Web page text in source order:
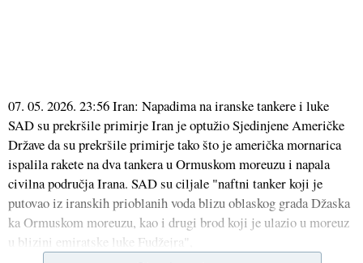
07. 05. 2026. 23:56 Iran: Napadima na iranske tankere i luke
SAD su prekršile primirje Iran je optužio Sjedinjene Američke
Države da su prekršile primirje tako što je američka mornarica
ispalila rakete na dva tankera u Ormuskom moreuzu i napala
civilna područja Irana. SAD su ciljale "naftni tanker koji je
putovao iz iranskih prioblanih voda blizu oblaskog grada Džaska
ka Ormuskom moreuzu, kao i drugi brod koji je ulazio u moreuz
u blizini emiratske luke Fudžejra",